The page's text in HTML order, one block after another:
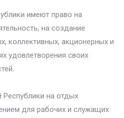
имеют право на
на создание
коллективных, акционерных и
удовлетворения своих
на отдых
для рабочих и служащих